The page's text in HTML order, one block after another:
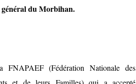
du Morbihan.
(Fédération Nationale des